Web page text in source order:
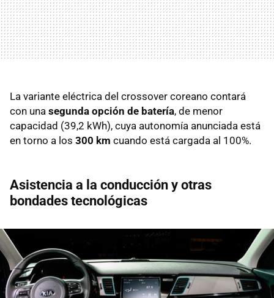
La variante eléctrica del crossover coreano contará
con una segunda opción de batería, de menor
capacidad (39,2 kWh), cuya autonomía anunciada está
en torno a los 300 km cuando está cargada al 100%.
Asistencia a la conducción y otras
bondades tecnológicas